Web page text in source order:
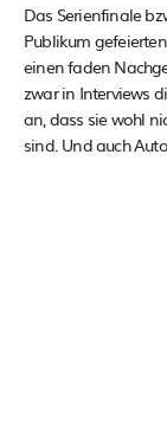
Das Serienfinale
Publikum
einen faden
zwar in Interviews
an, dass sie wohl
sind. Und auch